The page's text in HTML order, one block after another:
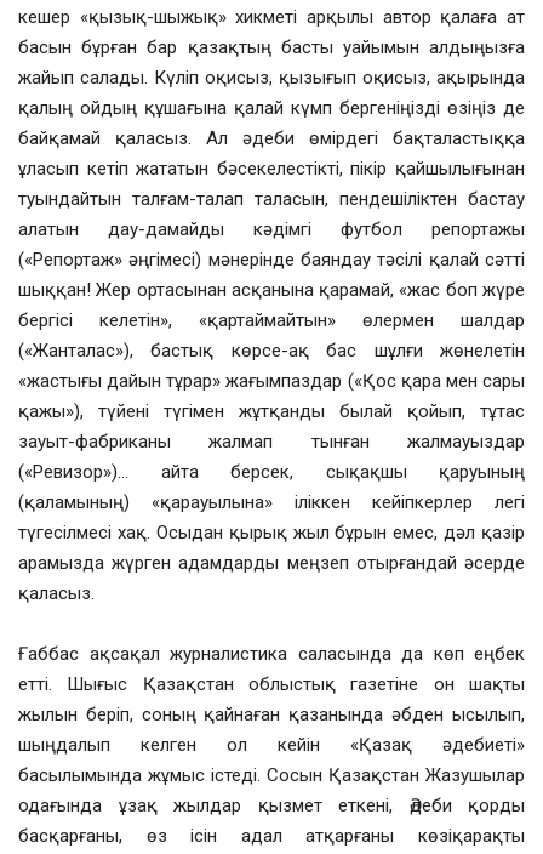
кешер «қызық-шыжық» хикметі арқылы автор қалаға ат
басын бұрған бар қазақтың басты уайымын алдыңызға
жайып салады. Күліп оқисыз, қызығып оқисыз, ақырында
қалың ойдың құшағына қалай күмп бергеніңізді өзіңіз де
байқамай қаласыз. Ал әдеби өмірдегі бақталастыққа
ұласып кетіп жататын бәсекелестікті, пікір қайшылығынан
туындайтын талғам-талап таласын, пендешіліктен бастау
алатын дау-дамайды кәдімгі футбол репортажы
(«Репортаж» әңгімесі) мәнерінде баяндау тәсілі қалай сәтті
шыққан! Жер ортасынан асқанына қарамай, «жас боп жүре
бергісі келетін», «қартаймайтын» өлермен шалдар
(«Жанталас»), бастық көрсе-ақ бас шұлғи жөнелетін
«жастығы дайын тұрар» жағымпаздар («Қос қара мен сары
қажы»), түйені түгімен жұтқанды былай қойып, тұтас
зауыт-фабриканы жалмап тынған жалмауыздар
(«Ревизор»)… айта берсек, сықақшы қаруының
(қаламының) «қарауылына» іліккен кейіпкерлер легі
түгесілмесі хақ. Осыдан қырық жыл бұрын емес, дәл қазір
арамызда жүрген адамдарды меңзеп отырғандай әсерде
қаласыз.
Ғаббас ақсақал журналистика саласында да көп еңбек
етті. Шығыс Қазақстан облыстық газетіне он шақты
жылын беріп, соның қайнаған қазанында әбден ысылып,
шыңдалып келген ол кейін «Қазақ әдебиеті»
басылымында жұмыс істеді. Сосын Қазақстан Жазушылар
одағында ұзақ жылдар қызмет еткені, Әдеби қорды
басқарғаны, өз ісін адал атқарғаны көзіқарақты